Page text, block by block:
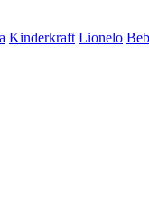
Kinderkraft Lionelo